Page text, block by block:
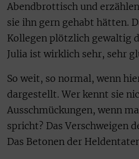
Abendbrottisch und
sie ihn gern gehabt hätten.
Kollegen plötzlich gewaltig
Julia ist wirklich sehr, sehr
So weit, so normal, wenn
dargestellt. Wer kennt sie
Ausschmückungen, wenn
spricht? Das Verschweigen
Das Betonen der